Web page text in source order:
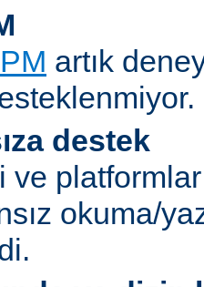
artık
destek
ve
okuma/